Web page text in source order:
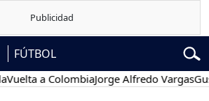
FÚTBOL
a ColombiaJorge Alfredo Vargas